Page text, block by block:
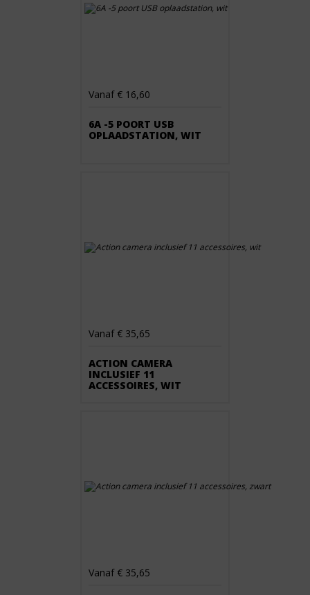
Vanaf € 16,60
6A -5 POORT USB
OPLAADSTATION, WIT
Vanaf € 35,65
ACTION CAMERA
INCLUSIEF 11
ACCESSOIRES, WIT
Vanaf € 35,65